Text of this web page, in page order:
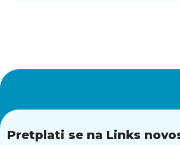
Pretplati se na Links